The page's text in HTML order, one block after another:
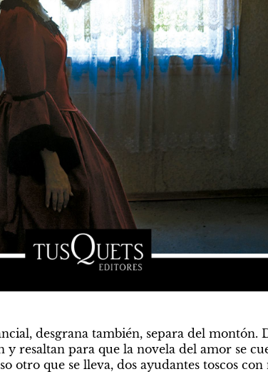
desgrana también, separa del montón.
y resaltan para que la novela del amor se
otro que se lleva, dos ayudantes toscos